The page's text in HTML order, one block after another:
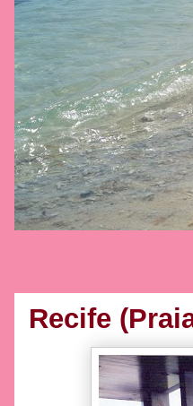
Recife